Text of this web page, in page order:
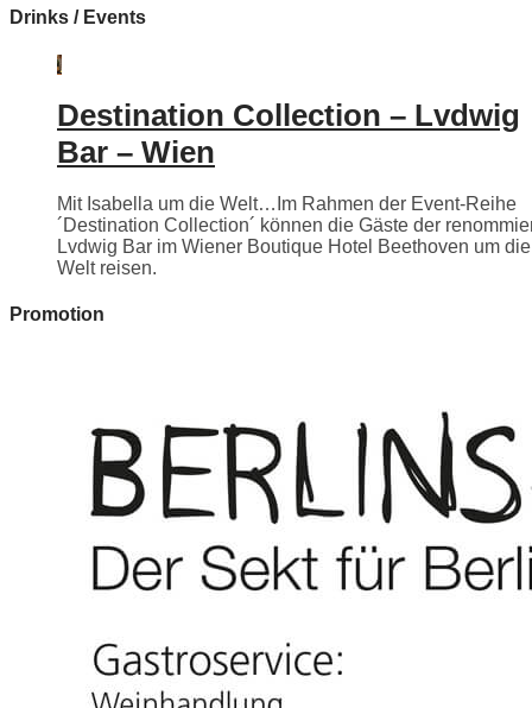
Drinks / Events
Destination Collection – Lvdwig
Bar – Wien
Mit Isabella um die Welt…Im Rahmen der Event-Reihe
´Destination Collection´ können die Gäste der
Lvdwig Bar im Wiener Boutique Hotel Beethoven um die
Welt reisen.
Promotion